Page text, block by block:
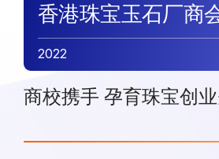
香港珠宝玉石厂商
2022
商校携手 孕育珠宝创